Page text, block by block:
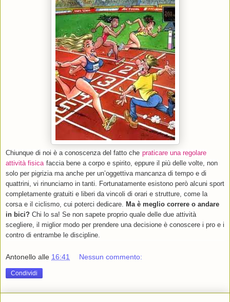
Chiunque di noi è a conoscenza del fatto che praticare una regolare
attività fisica faccia bene a corpo e spirito, eppure il più delle volte, non
solo per pigrizia ma anche per un’oggettiva mancanza di tempo e di
quattrini, vi rinunciamo in tanti. Fortunatamente esistono però alcuni sport
completamente gratuiti e liberi da vincoli di orari e strutture, come la
corsa e il ciclismo, cui poterci dedicare.
Ma è meglio correre o andare
in bici? Chi lo sa! Se non sapete proprio quale delle due attività
scegliere, il miglior modo per prendere una decisione è conoscere i pro e i
contro di entrambe le discipline.
Antonello alle 16:41 Nessun commento:
Condividi